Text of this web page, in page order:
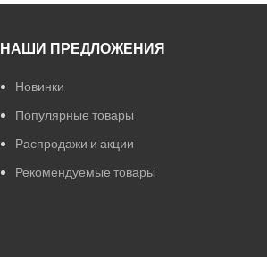
НАШИ ПРЕДЛОЖЕНИЯ
Новинки
Популярные товары
Распродажи и акции
Рекомендуемые товары